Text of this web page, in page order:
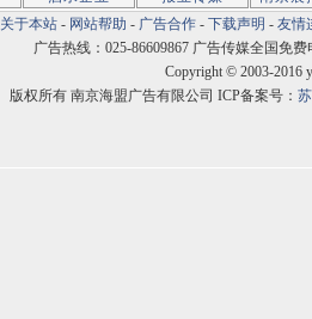
关于本站 - 网站帮助 - 广告合作 - 下载声明 - 友情
广告热线：025-86609867 广告传媒全国免费
Copyright © 2003-2016
版权所有 南京海盟广告有限公司 ICP备案号：